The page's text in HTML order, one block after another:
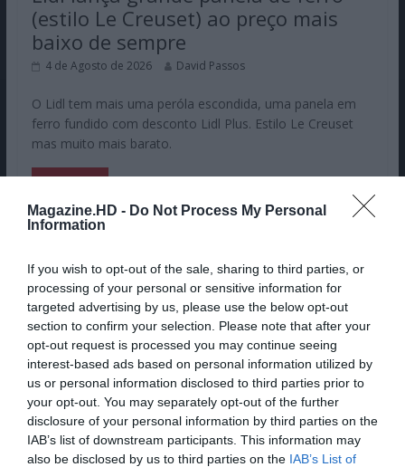
Magazine.HD - Do Not Process My Personal
Information
If you wish to opt-out of the sale, sharing to third parties, or
processing of your personal or sensitive information for
targeted advertising by us, please use the below opt-out
section to confirm your selection. Please note that after your
opt-out request is processed you may continue seeing
interest-based ads based on personal information utilized by
us or personal information disclosed to third parties prior to
your opt-out. You may separately opt-out of the further
disclosure of your personal information by third parties on the
IAB’s list of downstream participants. This information may
also be disclosed by us to third parties on the IAB’s List of
(estilo Le Creuset) ao preço mais
baixo de sempre
4 de Agosto de 2026 David Passos
O Lidl tem mais uma peróla escondida, uma panela em
ferro fundido com desconto Lidl Plus. Estilo Le Creuset
mas muito mais barato.
Ler mais...